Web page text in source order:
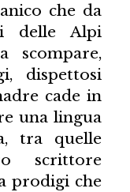
che da
delle Alpi
scompare,
dispettosi
cade in
una lingua
tra quelle
scrittore
prodigi che